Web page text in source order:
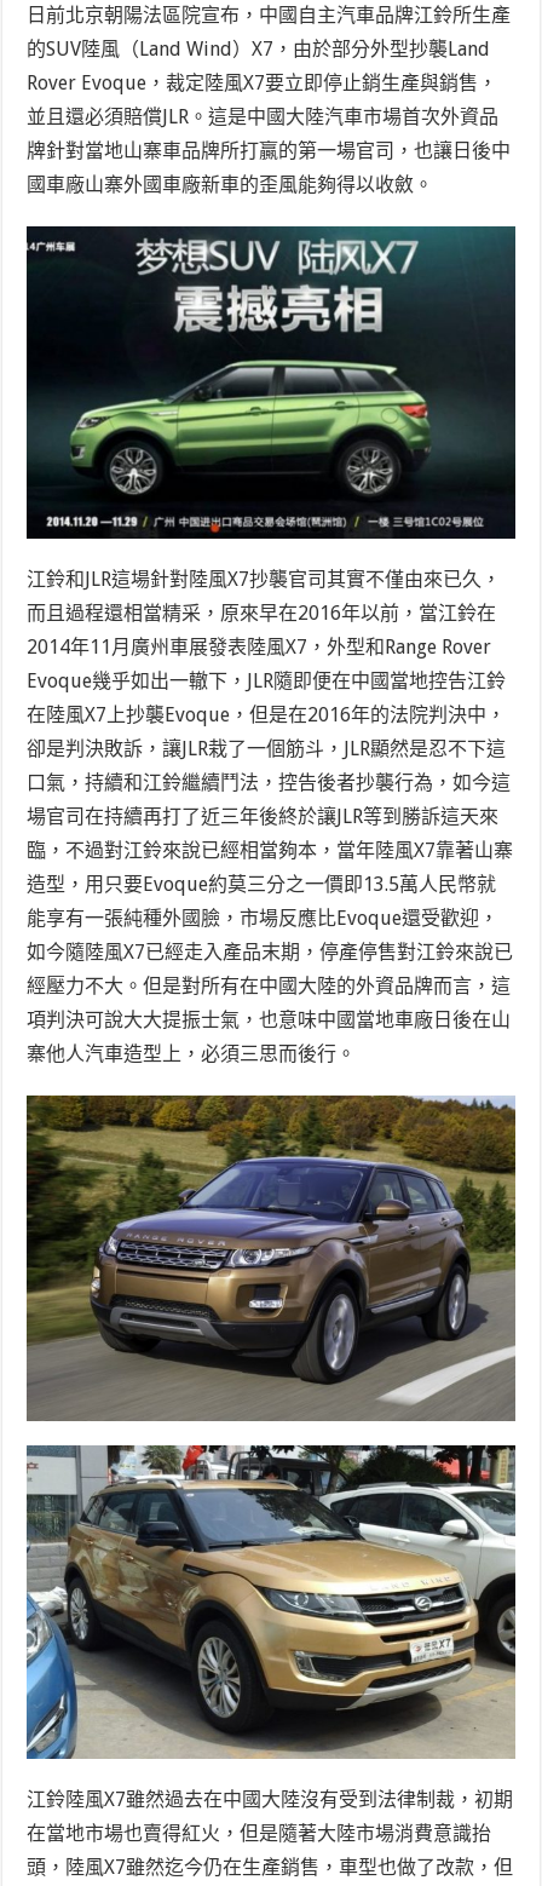
日前北京朝陽法區院宣布，中國自主汽車品牌江鈴所生產
的SUV陸風（Land Wind）X7，由於部分外型抄襲Land
Rover Evoque，裁定陸風X7要立即停止銷生產與銷售，
並且還必須賠償JLR。這是中國大陸汽車市場首次外資品
牌針對當地山寨車品牌所打贏的第一場官司，也讓日後中
國車廠山寨外國車廠新車的歪風能夠得以收斂。
江鈴和JLR這場針對陸風X7抄襲官司其實不僅由來已久，
而且過程還相當精采，原來早在2016年以前，當江鈴在
2014年11月廣州車展發表陸風X7，外型和Range Rover
Evoque幾乎如出一轍下，JLR隨即便在中國當地控告江鈴
在陸風X7上抄襲Evoque，但是在2016年的法院判決中，
卻是判決敗訴，讓JLR栽了一個筋斗，JLR顯然是忍不下這
口氣，持續和江鈴繼續鬥法，控告後者抄襲行為，如今這
場官司在持續再打了近三年後終於讓JLR等到勝訴這天來
臨，不過對江鈴來說已經相當夠本，當年陸風X7靠著山寨
造型，用只要Evoque約莫三分之一價即13.5萬人民幣就
能享有一張純種外國臉，市場反應比Evoque還受歡迎，
如今隨陸風X7已經走入產品末期，停產停售對江鈴來說已
經壓力不大。但是對所有在中國大陸的外資品牌而言，這
項判決可說大大提振士氣，也意味中國當地車廠日後在山
寨他人汽車造型上，必須三思而後行。
江鈴陸風X7雖然過去在中國大陸沒有受到法律制裁，初期
在當地市場也賣得紅火，但是隨著大陸市場消費意識抬
頭，陸風X7雖然迄今仍在生產銷售，車型也做了改款，但